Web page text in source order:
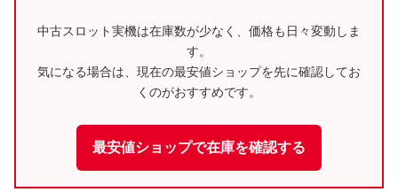
中古スロット実機は在庫数が少なく、価格も日々変動しま
す。
気になる場合は、現在の最安値ショップを先に確認してお
くのがおすすめです。
最安値ショップで在庫を確認する